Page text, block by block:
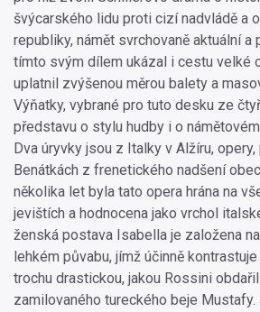
švýcarského lidu proti cizí nadvládě a
republiky, námět svrchovaně aktuální a
tímto svým dílem ukázal i cestu velké
uplatnil zvýšenou měrou balety a
Výňatky, vybrané pro tuto desku ze
představu o stylu hudby i o
Dva úryvky jsou z Italky v Alžíru,
Benátkách z frenetického nadšení
několika let byla tato opera hrána na
jevištích a hodnocena jako vrchol
ženská postava Isabella je založena
lehkém půvabu, jímž účinně
trochu drastickou, jakou Rossini
zamilovaného tureckého beje